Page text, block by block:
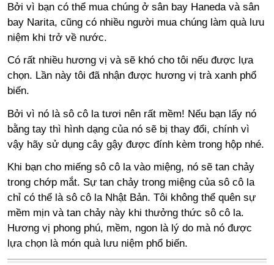
Bởi vì bạn có thể mua chúng ở sân bay Haneda và sân
bay Narita, cũng có nhiều người mua chúng làm quà lưu
niệm khi trở về nước.
Có rất nhiều hương vị và sẽ khó cho tôi nếu được lựa
chọn. Lần này tôi đã nhận được hương vị trà xanh phổ
biến.
Bởi vì nó là sô cô la tươi nên rất mềm! Nếu bạn lấy nó
bằng tay thì hình dạng của nó sẽ bị thay đổi, chính vì
vậy hãy sử dụng cây gậy được đính kèm trong hộp nhé.
Khi bạn cho miếng sô cô la vào miệng, nó sẽ tan chảy
trong chớp mắt. Sự tan chảy trong miệng của sô cô la
chỉ có thể là sô cô la Nhật Bản. Tôi không thể quên sự
mềm mịn và tan chảy này khi thưởng thức sô cô la.
Hương vị phong phú, mềm, ngon là lý do mà nó được
lựa chọn là món quà lưu niệm phổ biến.